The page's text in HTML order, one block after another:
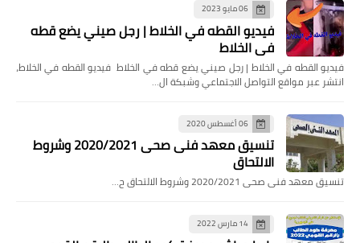
06 مايو 2023
فيديو القطه في الخلاط | رجل صيني يضع قطه
في الخلاط
فيديو القطه في الخلاط | رجل صيني يضع قطه في الخلاط فيديو القطه في الخلاط،
انتشر عبر مواقع التواصل الاجتماعي وشبكة ال…
06 أغسطس 2020
تنسيق معهد فنى صحى 2020/2021 وشروط
الالتحاق
تنسيق معهد فنى صحى 2020/2021 وشروط الالتحاق ح…
14 مارس 2022